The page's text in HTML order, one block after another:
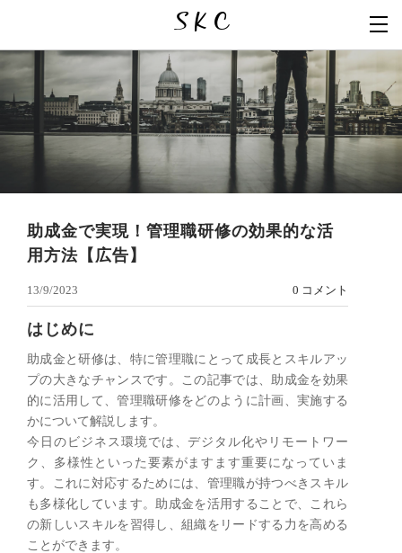
S K C
助成金で実現！管理職研修の効果的な活
用方法【広告】
13/9/2023 0 コメント
はじめに
助成金と研修は、特に管理職にとって成長とスキルアッ
プの大きなチャンスです。この記事では、助成金を効果
的に活用して、管理職研修をどのように計画、実施する
かについて解説します。
今日のビジネス環境では、デジタル化やリモートワー
ク、多様性といった要素がますます重要になっていま
す。これに対応するためには、管理職が持つべきスキル
も多様化しています。助成金を活用することで、これら
の新しいスキルを習得し、組織をリードする力を高める
ことができます。